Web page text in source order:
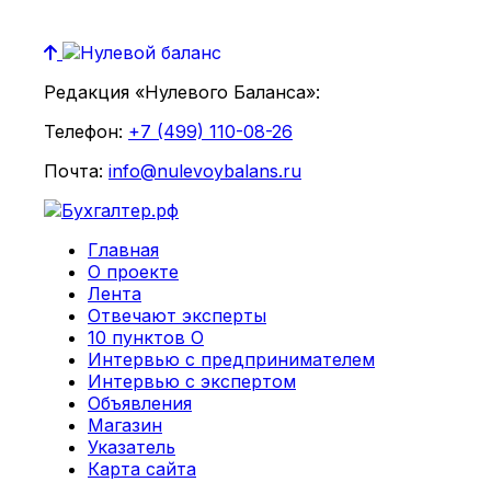
Редакция «Нулевого Баланса»:
Телефон: +7 (499) 110-08-26
Почта: info@nulevoybalans.ru
Главная
О проекте
Лента
Отвечают эксперты
10 пунктов О
Интервью с предпринимателем
Интервью с экспертом
Объявления
Магазин
Указатель
Карта сайта